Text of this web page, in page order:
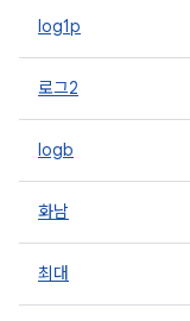
log1p
로그2
logb
화남
최대